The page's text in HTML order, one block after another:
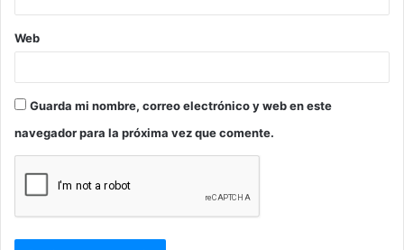
Web
Guarda mi nombre, correo electrónico y web en este
navegador para la próxima vez que comente.